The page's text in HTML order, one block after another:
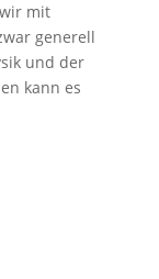
mit
generell
und der
kann es